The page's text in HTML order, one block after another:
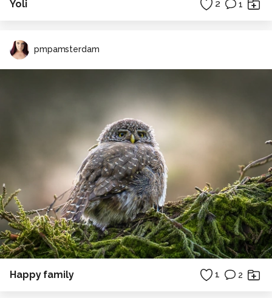
Yoli 2 1
pmpamsterdam
Happy family 1 2